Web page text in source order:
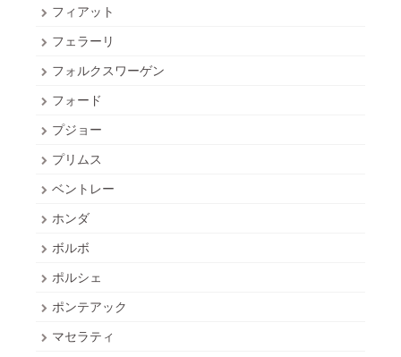
フィアット
フェラーリ
フォルクスワーゲン
フォード
プジョー
プリムス
ベントレー
ホンダ
ボルボ
ポルシェ
ポンテアック
マセラティ